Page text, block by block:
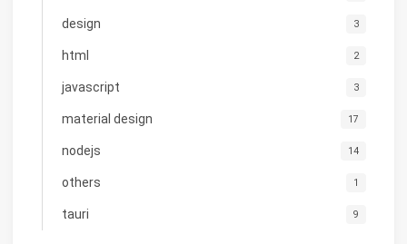
design 3
html 2
javascript 3
material design 17
nodejs 14
others 1
tauri 9